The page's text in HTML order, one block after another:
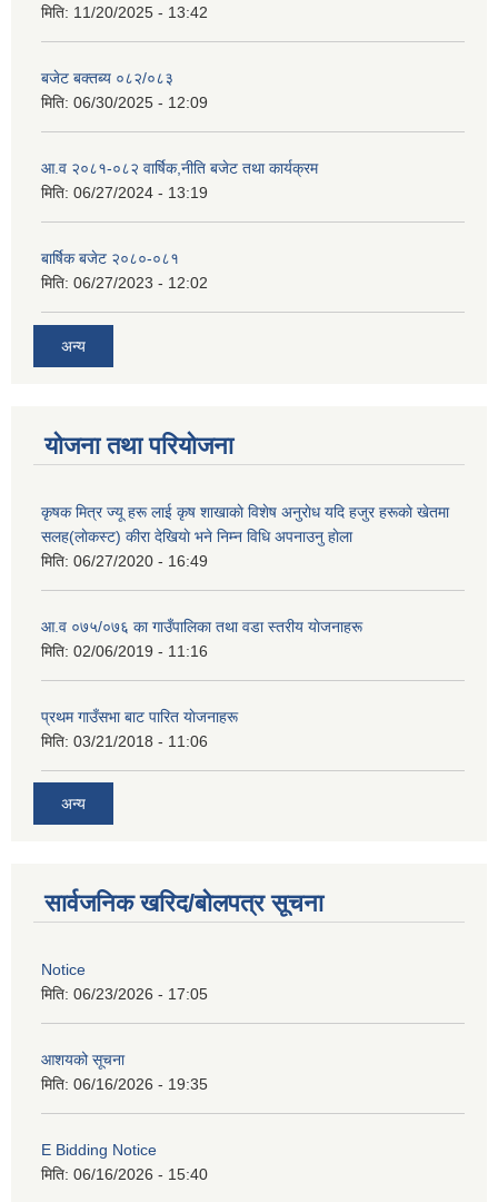
मिति: 11/20/2025 - 13:42
बजेट बक्तब्य ०८२/०८३
मिति: 06/30/2025 - 12:09
आ.व २०८१-०८२ वार्षिक,नीति बजेट तथा कार्यक्रम
मिति: 06/27/2024 - 13:19
बार्षिक बजेट २०८०-०८१
मिति: 06/27/2023 - 12:02
अन्य
योजना तथा परियोजना
कृषक मित्र ज्यू हरू लाई कृष शाखाकाे विशेष अनुराेध यदि हजुर हरूकाे खेतमा
सलह(लाेकस्ट) कीरा देखियाे भने निम्न विधि अपनाउनु हाेला
मिति: 06/27/2020 - 16:49
आ‍.व ०७५/०७६ का गाउँपालिका तथा वडा स्तरीय याेजनाहरू
मिति: 02/06/2019 - 11:16
प्रथम गाउँसभा बाट पारित याेजनाहरू
मिति: 03/21/2018 - 11:06
अन्य
सार्वजनिक खरिद/बोलपत्र सूचना
Notice
मिति: 06/23/2026 - 17:05
आशयको सूचना
मिति: 06/16/2026 - 19:35
E Bidding Notice
मिति: 06/16/2026 - 15:40